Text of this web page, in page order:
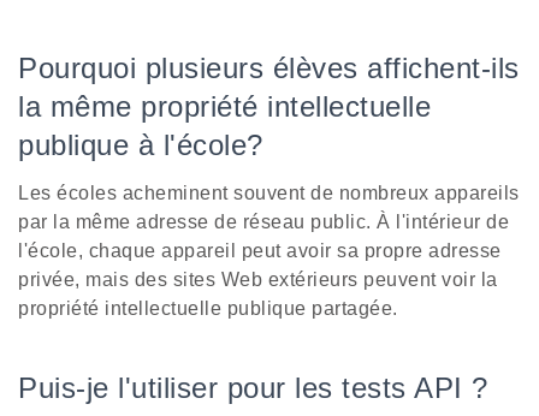
Pourquoi plusieurs élèves affichent-ils
la même propriété intellectuelle
publique à l'école?
Les écoles acheminent souvent de nombreux appareils
par la même adresse de réseau public. À l'intérieur de
l'école, chaque appareil peut avoir sa propre adresse
privée, mais des sites Web extérieurs peuvent voir la
propriété intellectuelle publique partagée.
Puis-je l'utiliser pour les tests API ?